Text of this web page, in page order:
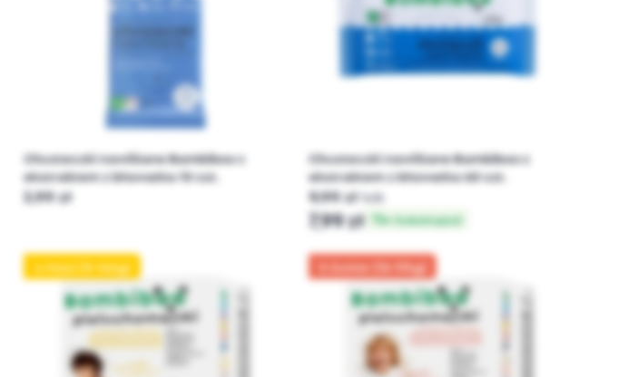
Chusteczki nawilżane Bambiboo z
ekstraktem z bławatka 10 szt.
3,99 zł
Chusteczki nawilżane Bambiboo z
ekstraktem z bławatka 60 szt.
9,99 złlub
7,99 zł w Subskrypcji
4 Maxi (9-14kg) 5 Junior (12-17kg)